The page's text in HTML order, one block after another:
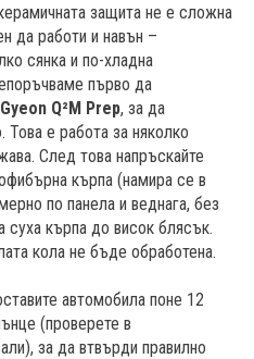
защита не е сложна
да работи и навън –
сянка и по-хладна
първо да
Gyeon Q²M Prep, за да
Това е работа за няколко
След това напръскайте
кърпа (намира се в
по панела и веднага, без
суха кърпа до висок блясък.
кола не бъде обработена.
автомобила поне 12
(проверете в
за да втвърди правилно